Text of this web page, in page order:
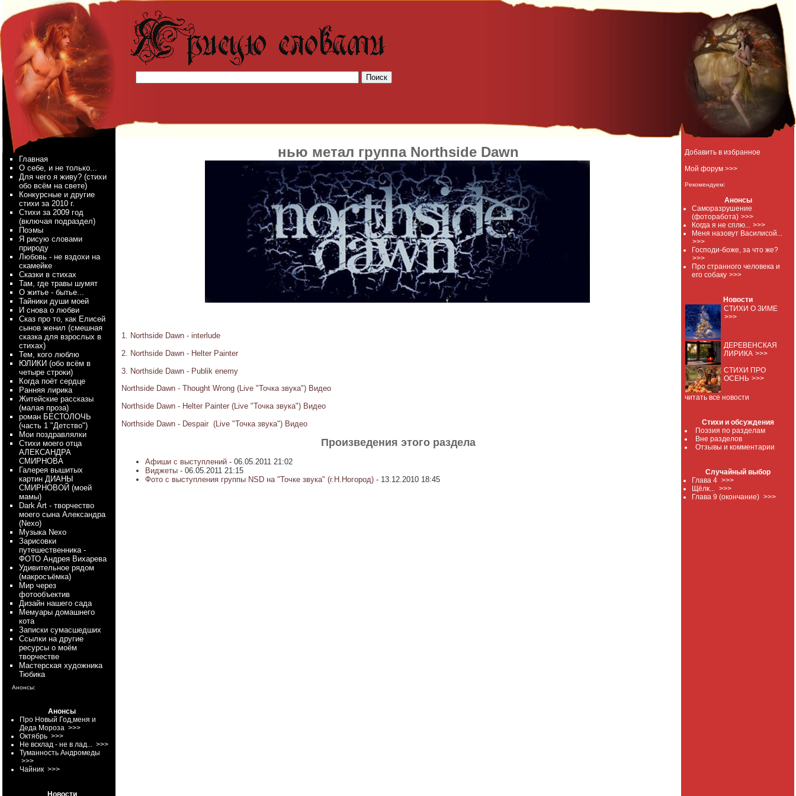
Добавить в избранное
Мой форум >>>
Рекомендуем:
Анонсы
Саморазрушение
(фоторабота) >>>
Когда я не сплю... >>>
Меня назовут Василисой...
>>>
Господи-боже, за что же?
>>>
Про странного человека и
его собаку >>>
Новости
СТИХИ О ЗИМЕ
>>>
ДЕРЕВЕНСКАЯ
ЛИРИКА >>>
СТИХИ ПРО
ОСЕНЬ >>>
читать все новости
Стихи и обсуждения
Поэзия по разделам
Вне разделов
Отзывы и комментарии
Случайный выбор
Глава 4 >>>
Щёлк... >>>
Глава 9 (окончание) >>>
Главная
О себе, и не только...
Для чего я живу? (стихи
обо всём на свете)
Конкурсные и другие
стихи за 2010 г.
Стихи за 2009 год
(включая подраздел)
Поэмы
Я рисую словами
природу
Любовь - не вздохи на
скамейке
Сказки в стихах
Там, где травы шумят
О житье - бытье...
Тайники души моей
И снова о любви
Сказ про то, как Елисей
сынов женил (смешная
сказка для взрослых в
стихах)
Тем, кого люблю
ЮЛИКИ (обо всём в
четыре строки)
Когда поёт сердце
Ранняя лирика
Житейские рассказы
(малая проза)
роман БЕСТОЛОЧЬ
(часть 1 "Детство")
Мои поздравлялки
Стихи моего отца
АЛЕКСАНДРА
СМИРНОВА
Галерея вышитых
картин ДИАНЫ
СМИРНОВОЙ (моей
мамы)
Dark Art - творчество
моего сына Александра
(Nexo)
Myзыка Nexo
Зарисовки
путешественника -
ФОТО Андрея Вихарева
Удивительное рядом
(макросъёмка)
Мир через
фотообъектив
Дизайн нашего сада
Мемуары домашнего
кота
Записки сумасшедших
Ссылки на другие
ресурсы о моём
творчестве
Мастерская художника
Тюбика
Анонсы:
Анонсы
Про Новый Год,меня и
Деда Мороза >>>
Октябрь >>>
Не всклад - не в лад... >>>
Туманность Андромеды
>>>
Чайник >>>
Новости
нью метал группа Northside Dawn
1. Northside Dawn - interlude
2. Northside Dawn - Helter Painter
3. Northside Dawn - Publik enemy
Northside Dawn - Thought Wrong (Live "Точка звука") Видео
Northside Dawn - Helter Painter (Live "Точка звука") Видео
Northside Dawn - Despair (Live "Точка звука") Видео
Произведения этого раздела
Афиши с выступлений - 06.05.2011 21:02
Виджеты - 06.05.2011 21:15
Фото с выступления группы NSD на "Точке звука" (г.Н.Ногород) - 13.12.2010 18:45